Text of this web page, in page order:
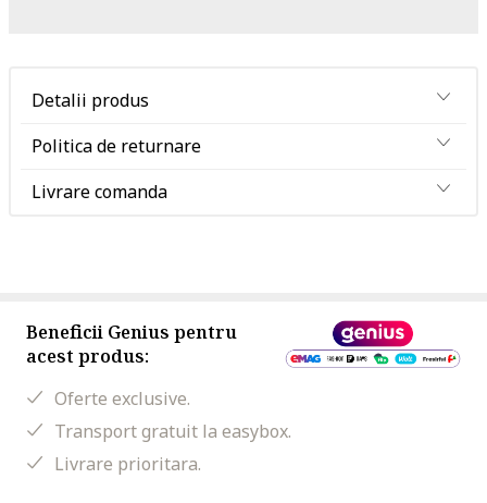
Detalii produs
Politica de returnare
Livrare comanda
Beneficii Genius pentru
acest produs:
Oferte exclusive.
Transport gratuit la easybox.
Livrare prioritara.